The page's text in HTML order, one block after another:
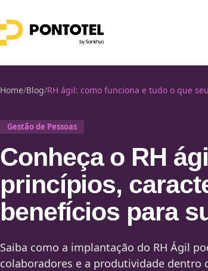
Home/Blog/RH ágil: como funciona e tudo o que
Gestão de Pessoas
Conheça o RH
princípios,
benefícios para
Saiba como a implantação do RH Ágil
colaboradores e a produtividade dentro